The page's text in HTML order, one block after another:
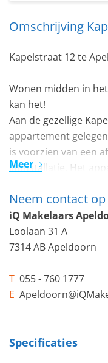
Omschrijving
Kapelstraat 12 te
Wonen midden in
kan het!
Aan de gezellige
appartement
is voorzien van een
liftinstallatie. Het
een gezamenlijk
onderbouw.
parkeervergunning
Bouwjaar: 1978.
met een schuifpui
Meer
Neem contact op
iQ Makelaars
Loolaan 31 A
7314 AB Apeldoorn
T 055 - 760 1777
E
Specificaties